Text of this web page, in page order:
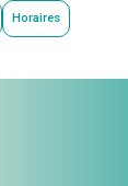
Horaires